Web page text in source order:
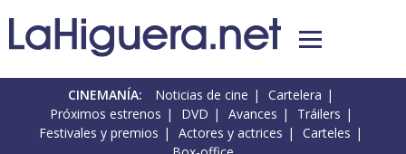
CINEMANÍA: Noticias de cine
Cartelera
Próximos estrenos
DVD Avances
Tráilers
Festivales y premios
Actores y actrices
Carteles